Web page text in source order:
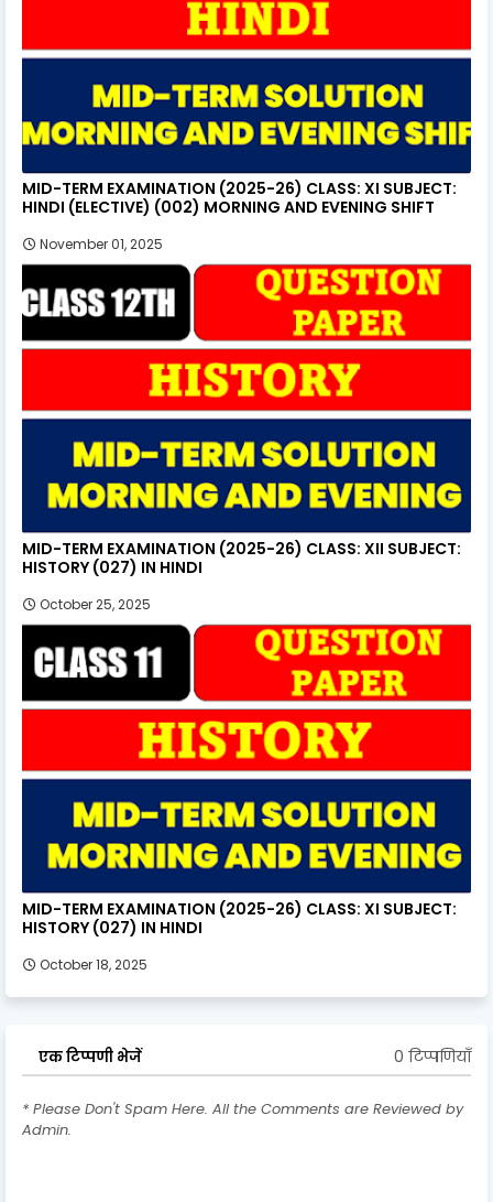
MID-TERM EXAMINATION (2025-26) CLASS: XI SUBJECT:
HINDI (ELECTIVE) (002) MORNING AND EVENING SHIFT
November 01, 2025
MID-TERM EXAMINATION (2025-26) CLASS: XII SUBJECT:
HISTORY (027) IN HINDI
October 25, 2025
MID-TERM EXAMINATION (2025-26) CLASS: XI SUBJECT:
HISTORY (027) IN HINDI
October 18, 2025
एक टिप्पणी भेजें 0 टिप्पणियाँ
* Please Don't Spam Here. All the Comments are Reviewed by
Admin.